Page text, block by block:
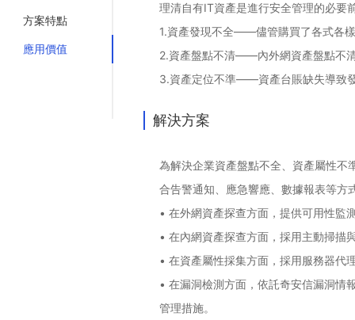
理清自有IT資產是進行安全管理的必要
1.資產發現不全——儘管購買了各式各
2.資產盤點不清——內外網資產盤點不
3.資產定位不準——資產台賬缺失導致
解決方案
為解決企業資產盤點不全、資產屬性不
合告警通知、應急響應、數據報表等方
• 在外網資產探查方面，提供可用性監
• 在內網資產探查方面，採用主動掃描
• 在資產屬性採集方面，採用服務器代
• 在漏洞檢測方面，依託奇安信漏洞情
管理措施。
方案特點
應用價值